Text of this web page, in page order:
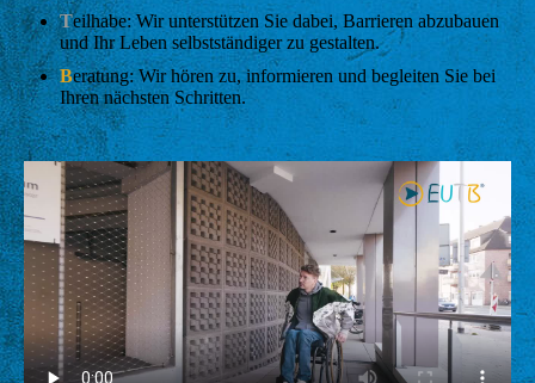
Teilhabe: Wir unterstützen Sie dabei, Barrieren abzubauen
und Ihr Leben selbstständiger zu gestalten.
Beratung: Wir hören zu, informieren und begleiten Sie bei
Ihren nächsten Schritten.